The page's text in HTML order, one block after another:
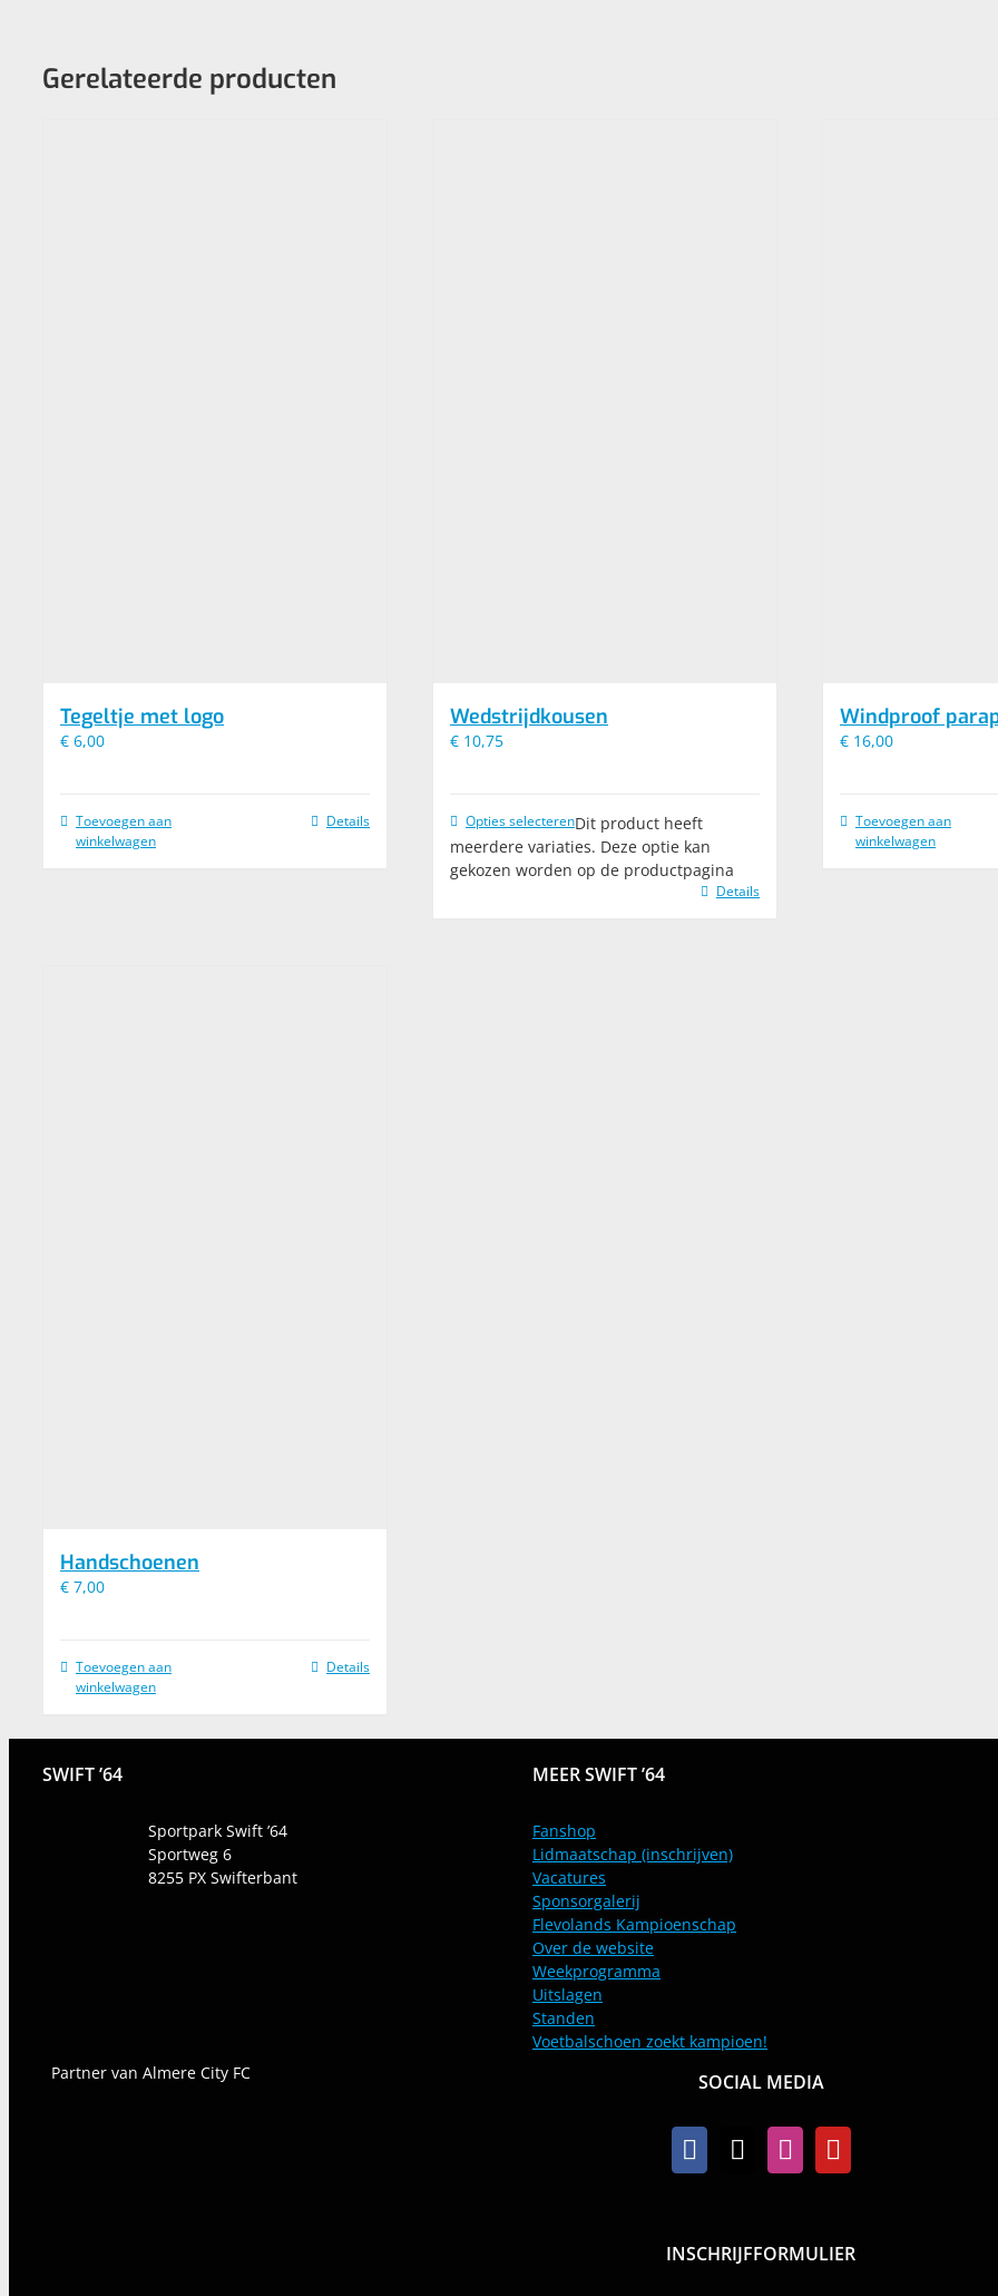
Gerelateerde producten
Tegeltje met logo
€ 6,00
Toevoegen aan
winkelwagen
Details
Wedstrijdkousen
€ 10,75
Opties selecterenDit product heeft
meerdere variaties. Deze optie kan
gekozen worden op de productpagina
Details
Windproof
€ 16,00
Toevoegen aan
winkelwagen
Handschoenen
€ 7,00
Toevoegen aan
winkelwagen
Details
SWIFT ’64
Sportpark Swift ’64
Sportweg 6
8255 PX Swifterbant
Partner van Almere City FC
MEER SWIFT ’64
Fanshop
Lidmaatschap (inschrijven)
Vacatures
Sponsorgalerij
Flevolands Kampioenschap
Over de website
Weekprogramma
Uitslagen
Standen
Voetbalschoen zoekt kampioen!
SOCIAL MEDIA
INSCHRIJFFORMULIER